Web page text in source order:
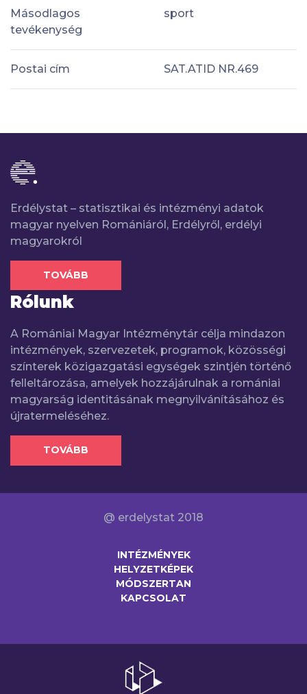
Másodlagos
tevékenység
sport
Postai cím SAT.ATID NR.469
Erdélystat – statisztikai és intézményi adatok
magyar nyelven Romániáról, Erdélyről, erdélyi
magyarokról
TOVÁBB
Rólunk
A Romániai Magyar Intézménytár célja mindazon
intézmények, szervezetek, programok, közösségi
színterek közigazgatási egységek szintjén történő
felleltározása, amelyek hozzájárulnak a romániai
magyarság identitásának megnyilvánításához és
újratermeléséhez.
TOVÁBB
@ erdelystat 2018
INTÉZMÉNYEK
HELYZETKÉPEK
MÓDSZERTAN
KAPCSOLAT